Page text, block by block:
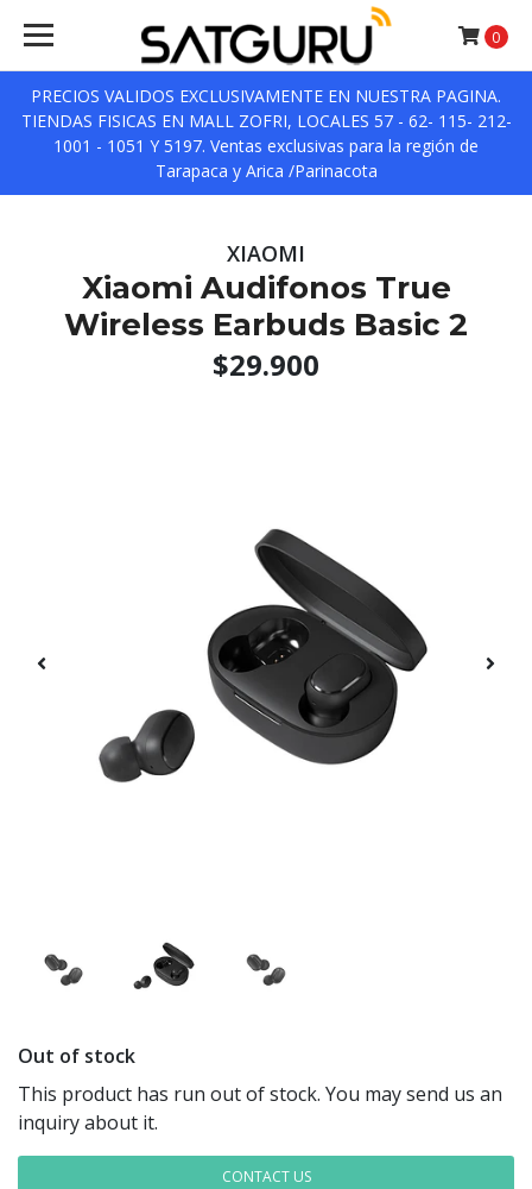
PRECIOS VALIDOS EXCLUSIVAMENTE EN NUESTRA PAGINA.
TIENDAS FISICAS EN MALL ZOFRI, LOCALES 57 - 62- 115- 212-
1001 - 1051 Y 5197. Ventas exclusivas para la región de
Tarapaca y Arica /Parinacota
0
XIAOMI
Xiaomi Audifonos True
Wireless Earbuds Basic 2
$29.900
Out of stock
This product has run out of stock. You may send us an
inquiry about it.
CONTACT US